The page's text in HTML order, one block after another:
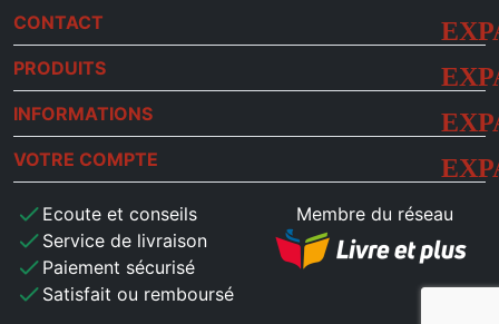
CONTACT
PRODUITS
INFORMATIONS
VOTRE COMPTE
check Ecoute et conseils
check Service de livraison
check Paiement sécurisé
check Satisfait ou remboursé
Membre du réseau